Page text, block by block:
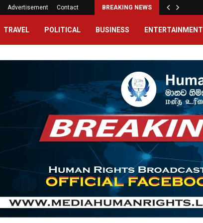
Advertisement Contact BREAKING NEWS
TRAVEL POLITICAL BUSINESS ENTERTAINMENT